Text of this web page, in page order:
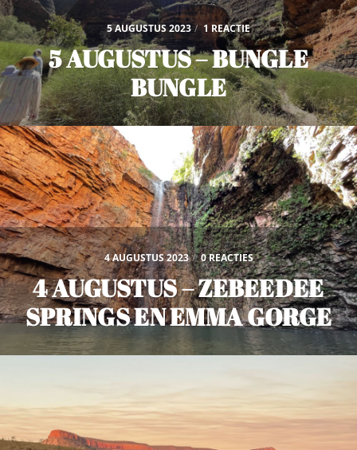
5 AUGUSTUS 2023 / 1 REACTIE
5 AUGUSTUS – BUNGLE
BUNGLE
4 AUGUSTUS 2023 / 0 REACTIES
4 AUGUSTUS – ZEBEEDEE
SPRINGS EN EMMA GORGE